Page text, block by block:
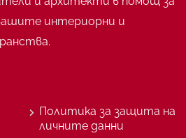
интериорни и
Политика за защита на
личните данни